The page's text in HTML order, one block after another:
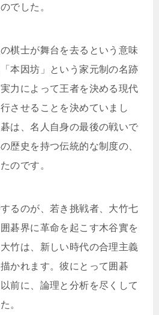
でした。
棋士が舞台を去るという意味
本因坊」という家元制の名跡
力によって王者を決める現代
させることを決めていまし
は、名人自身の最後の戦いで
歴史を持つ伝統的な制度の、
のです。
るのが、若き挑戦者、大竹七
碁界に革命を起こす木谷實を
竹は、新しい時代の合理主義
かれます。彼にとって囲碁
前に、論理と分析を尽くして
。